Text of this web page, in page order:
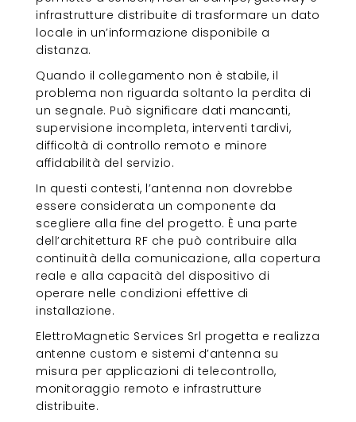
infrastrutture distribuite di trasformare un dato
locale in un’informazione disponibile a
distanza.
Quando il collegamento non è stabile, il
problema non riguarda soltanto la perdita di
un segnale. Può significare dati mancanti,
supervisione incompleta, interventi tardivi,
difficoltà di controllo remoto e minore
affidabilità del servizio.
In questi contesti, l’antenna non dovrebbe
essere considerata un componente da
scegliere alla fine del progetto. È una parte
dell’architettura RF che può contribuire alla
continuità della comunicazione, alla copertura
reale e alla capacità del dispositivo di
operare nelle condizioni effettive di
installazione.
ElettroMagnetic Services Srl progetta e realizza
antenne custom e sistemi d’antenna su
misura per applicazioni di telecontrollo,
monitoraggio remoto e infrastrutture
distribuite.